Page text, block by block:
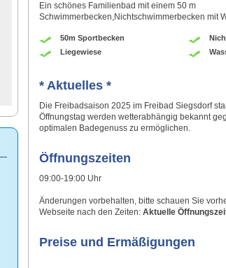
Ein schönes Familienbad mit einem 50 m
Schwimmerbecken,Nichtschwimmerbecken mit
50m Sportbecken
Liegewiese
* Aktuelles *
Die Freibadsaison 2025 im Freibad Siegsdorf
Öffnungstag werden wetterabhängig bekannt
optimalen Badegenuss zu ermöglichen.
Öffnungszeiten
09:00-19:00 Uhr
Änderungen vorbehalten, bitte schauen Sie
Webseite nach den Zeiten:Aktuelle
Preise und Ermäßigungen